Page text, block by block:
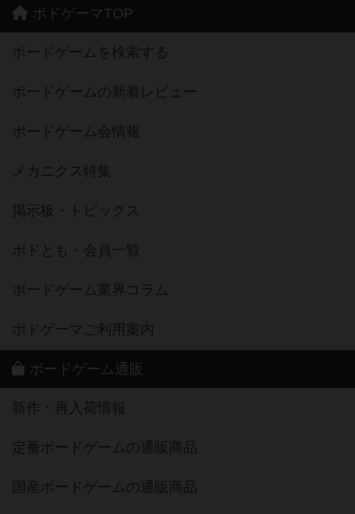
ボドゲーマTOP
ボードゲームを検索する
ボードゲームの新着レビュー
ボードゲーム会情報
メカニクス特集
掲示板・トピックス
ボドとも・会員一覧
ボードゲーム業界コラム
ボドゲーマご利用案内
ボードゲーム通販
新作・再入荷情報
定番ボードゲームの通販商品
国産ボードゲームの通販商品